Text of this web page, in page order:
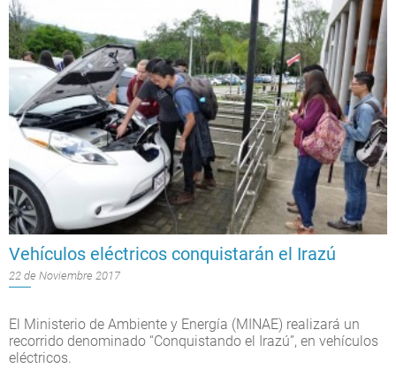
Vehículos eléctricos conquistarán el Irazú
22 de Noviembre 2017
El Ministerio de Ambiente y Energía (MINAE) realizará un
recorrido denominado “Conquistando el Irazú”, en vehículos
eléctricos.